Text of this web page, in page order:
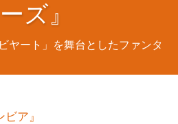
ズ』
ヤート」を舞台としたファンタ
ア』